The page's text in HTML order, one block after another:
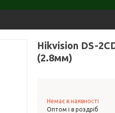
Hikvision DS-
(2.8мм)
Немає в наявності
Оптом і в роздріб